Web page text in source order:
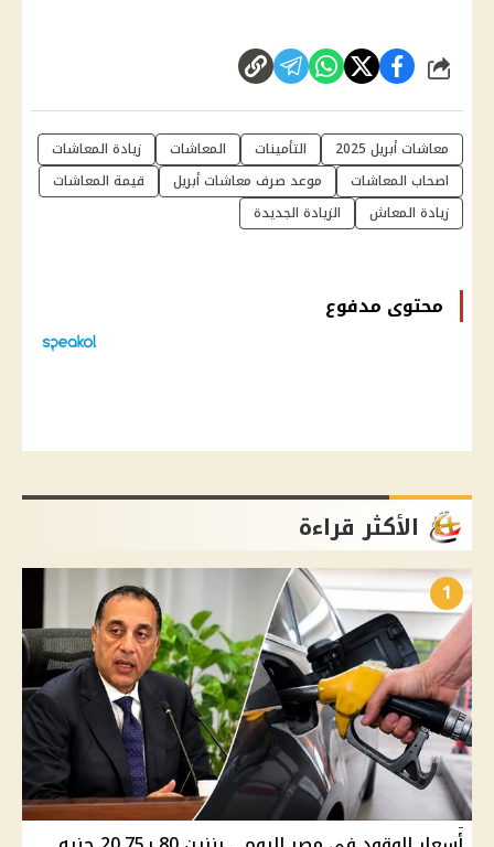
شارك
معاشات أبريل 2025 التأمينات المعاشات
زيادة المعاشات
اصحاب المعاشات
موعد صرف معاشات أبريل
قيمة المعاشات
زيادة المعاش
الزيادة الجديدة
محتوى مدفوع
الأكثر قراءة
1